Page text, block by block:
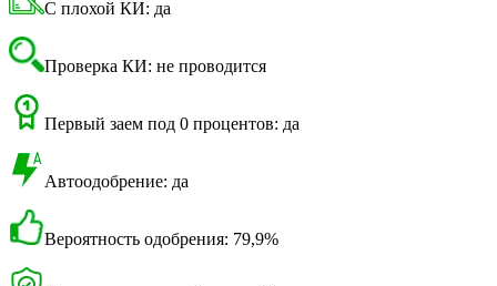
С плохой КИ: да
Проверка КИ: не проводится
Первый заем под 0 процентов: да
Автоодобрение: да
Вероятность одобрения: 79,9%